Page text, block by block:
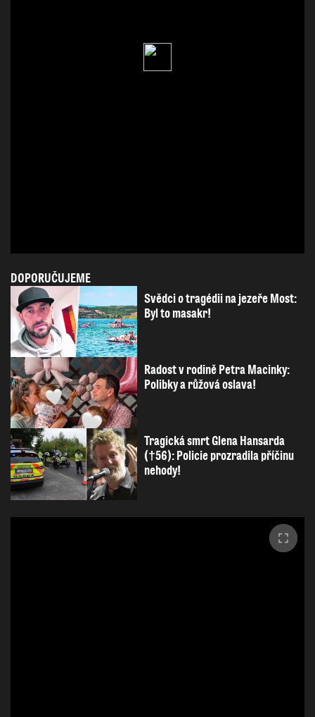
DOPORUČUJEME
Svědci o tragédii na jezeře Most:
Byl to masakr!
Radost v rodině Petra Macinky:
Polibky a růžová oslava!
Tragická smrt Glena Hansarda
(†56): Policie prozradila příčinu
nehody!